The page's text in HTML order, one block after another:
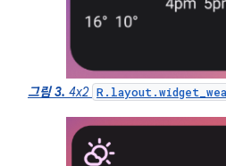
그림 3. 4x2